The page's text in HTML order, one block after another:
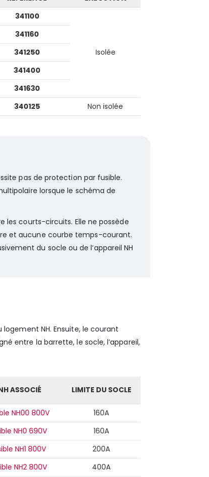
341100
Isolée
341160
341250
341400
341630
340125 Non isolée
pas de protection par fusible.
lorsque le schéma de
courts-circuits. Elle ne possède
et aucune courbe temps-courant.
du socle ou de l’appareil NH
NH. Ensuite, le courant
entre la barrette, le socle, l’appareil,
ASSOCIÉ LIMITE DU SOCLE
NH00 800V
160A
NH0 690V
160A
NH1 800V
200A
NH2 800V
400A